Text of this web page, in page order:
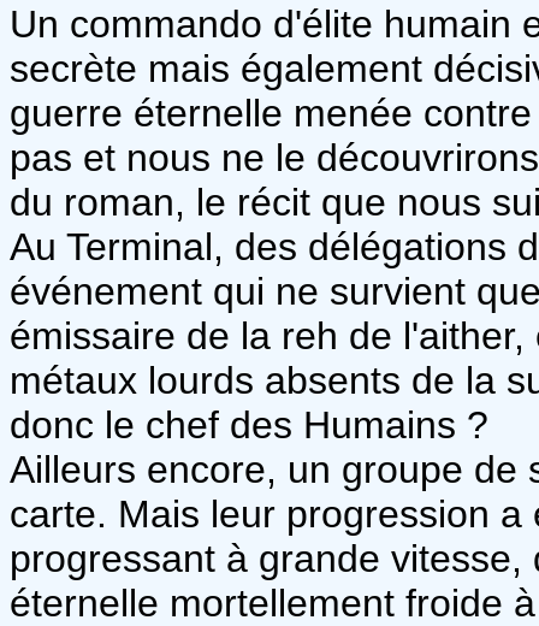
Un commando d'élite humain
secrète mais également
guerre éternelle menée
pas et nous ne le
du roman, le récit que nous
Au Terminal, des délégations
événement qui ne survient
émissaire de la reh de
métaux lourds absents de la
donc le chef des Humains ?
Ailleurs encore, un groupe de
carte. Mais leur progression
progressant à grande
éternelle mortellement froide